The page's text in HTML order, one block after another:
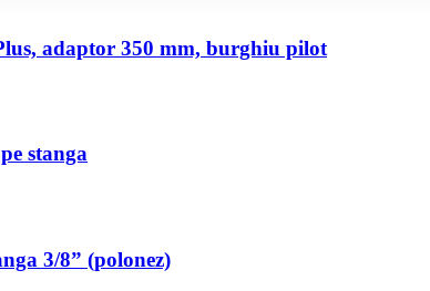
adaptor 350 mm, burghiu pilot
stanga
3/8” (polonez)